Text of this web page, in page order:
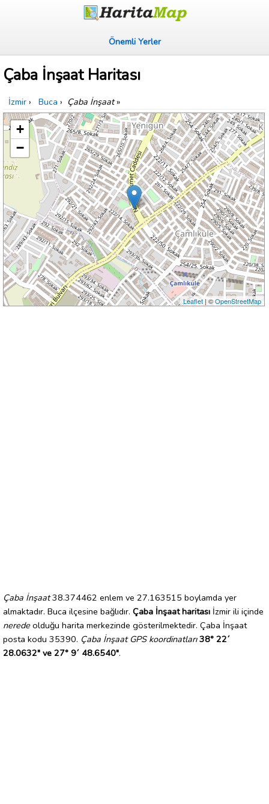
Önemli Yerler
Çaba İnşaat Haritası
İzmir › Buca › Çaba İnşaat»
+
−
Leaflet| ©OpenStreetMap
Çaba İnşaat38.374462 enlem ve 27.163515 boylamda yer
almaktadır. Buca ilçesine bağlıdır. Çaba İnşaat haritası İzmir ili içinde
nerede olduğu harita merkezinde gösterilmektedir. Çaba İnşaat
posta kodu 35390. Çaba İnşaat GPS koordinatları 38° 22´
28.0632" ve 27° 9´ 48.6540".